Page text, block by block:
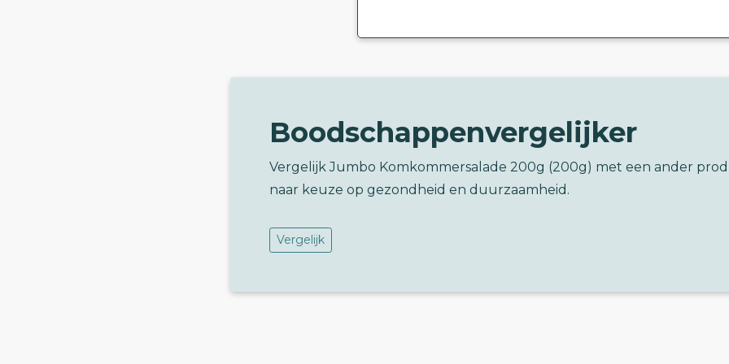
Boodschappenvergelijker
Vergelijk Jumbo Komkommersalade 200g (200g) met een ander
naar keuze op gezondheid en duurzaamheid.
Vergelijk